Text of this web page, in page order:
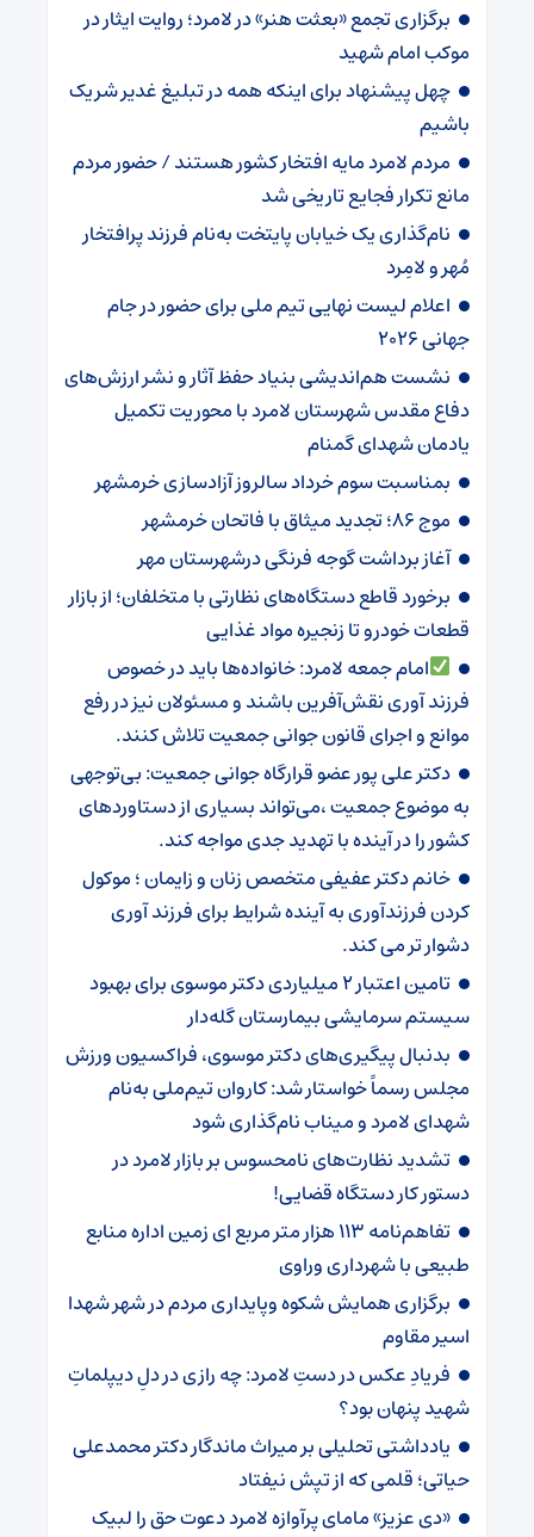
برگزاری تجمع «بعثت هنر» در لامرد؛ روایت ایثار در
موکب امام شهید
چهل پیشنهاد برای اینکه همه در تبلیغ غدیر شریک
باشیم
مردم لامرد مایه افتخار کشور هستند / حضور مردم
مانع تکرار فجایع تاریخی شد
نام‌گذاری یک خیابان پایتخت به‌نام فرزند پرافتخار
مُهر و لامِرد
اعلام لیست نهایی تیم ملی برای حضور در جام
جهانی ۲۰۲۶ ‌
نشست هم‌اندیشی بنیاد حفظ آثار و نشر ارزش‌های
دفاع مقدس شهرستان لامرد با محوریت تکمیل
یادمان شهدای گمنام
بمناسبت سوم خرداد سالروز آزادسازی خرمشهر
موج ۸۶؛ تجدید میثاق با فاتحان خرمشهر
آغاز برداشت گوجه فرنگی درشهرستان مهر
برخورد قاطع دستگاه‌های نظارتی با متخلفان؛ از بازار
قطعات خودرو تا زنجیره مواد غذایی
امام جمعه لامرد: خانواده‌ها باید در خصوص
فرزند آوری نقش‌آفرین باشند و مسئولان نیز در رفع
موانع و اجرای قانون جوانی جمعیت تلاش کنند.
دکتر علی پور عضو قرارگاه جوانی جمعیت: بی‌توجهی
به موضوع جمعیت ،می‌تواند بسیاری از دستاوردهای
کشور را در آینده با تهدید جدی مواجه کند.
خانم دکتر عفیفی متخصص زنان و زایمان ؛ موکول
کردن فرزندآوری به آینده شرایط برای فرزند آوری
دشوار تر می کند.
تامین اعتبار ۲ میلیاردی دکتر موسوی برای بهبود
سیستم سرمایشی بیمارستان گله‌دار ‌
بدنبال پیگیری‌های دکتر موسوی، فراکسیون ورزش
مجلس رسماً خواستار شد: کاروان تیم‌ملی به‌نام
شهدای لامرد و میناب نام‌گذاری شود
تشدید نظارت‌های نامحسوس بر بازار لامرد در
دستور کار دستگاه قضایی!
تفاهم‌نامه ۱۱۳ هزار متر مربع ای زمین اداره منابع
طبیعی با شهرداری وراوی
برگزاری همایش شکوه وپایداری مردم در شهر شهدا
اسیر مقاوم
فریادِ عکس در دستِ لامرد: چه رازی در دلِ دیپلماتِ
شهید پنهان بود؟
یادداشتی تحلیلی بر میراث ماندگار دکتر محمدعلی
حیاتی؛ قلمی که از تپش نیفتاد
«دی عزیز» مامای پرآوازه لامرد دعوت حق را لبیک